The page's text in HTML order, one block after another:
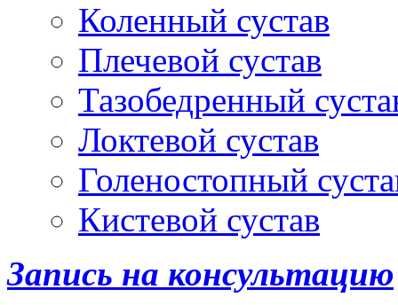
Коленный сустав
Плечевой сустав
Тазобедренный
Локтевой сустав
Голеностопный
Кистевой сустав
Запись на консультацию